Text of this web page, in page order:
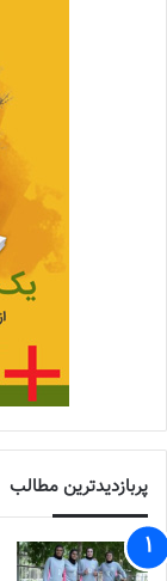
پربازدیدترین مطالب